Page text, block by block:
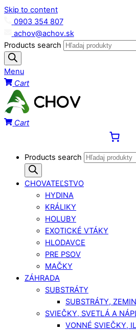
Skip to content
0903 354 807
achov@achov.sk
Products search
Menu
Cart
Cart
Products search
CHOVATEĽSTVO
HYDINA
KRÁLIKY
HOLUBY
EXOTICKÉ VTÁKY
HLODAVCE
PRE PSOV
MAČKY
ZÁHRADA
SUBSTRÁTY
SUBSTRÁTY,
SVIEČKY, SVETLÁ A
VONNÉ SVIEČKY,